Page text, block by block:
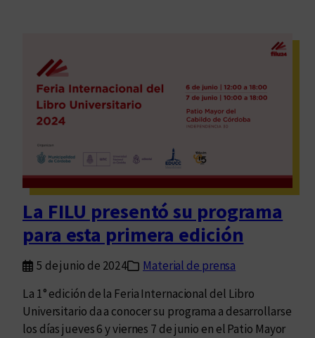
La FILU presentó su programa
para esta primera edición
5 de junio de 2024
Material de prensa
La 1° edición de la Feria Internacional del Libro
Universitario da a conocer su programa a desarrollarse
los días jueves 6 y viernes 7 de junio en el Patio Mayor